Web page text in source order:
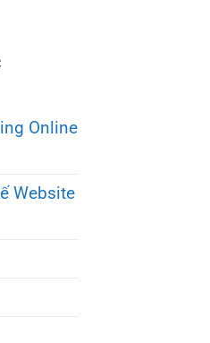
Online
Website